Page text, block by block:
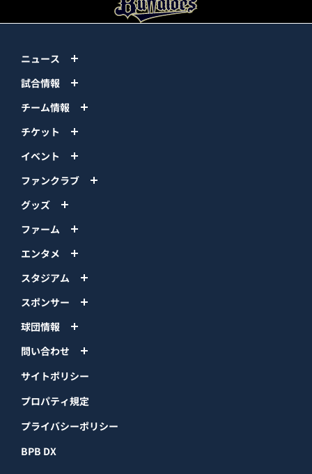
ニュース
試合情報
チーム情報
チケット
イベント
ファンクラブ
グッズ
ファーム
エンタメ
スタジアム
スポンサー
球団情報
問い合わせ
サイトポリシー
プロパティ規定
プライバシーポリシー
BPB DX